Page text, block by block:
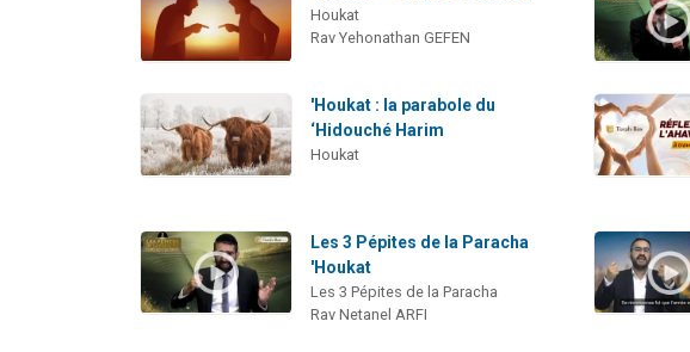
Houkat
Rav Yehonathan GEFEN
'Houkat : la parabole du
‘Hidouché Harim
Houkat
Les 3 Pépites de la Paracha
'Houkat
Les 3 Pépites de la Paracha
Rav Netanel ARFI